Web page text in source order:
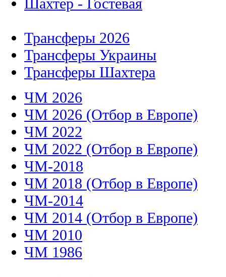
Трансферы 2026
Трансферы Украины
Трансферы Шахтера
ЧМ 2026
ЧМ 2026 (Отбор в Европе)
ЧМ 2022
ЧМ 2022 (Отбор в Европе)
ЧМ-2018
ЧМ 2018 (Отбор в Европе)
ЧМ-2014
ЧМ 2014 (Отбор в Европе)
ЧМ 2010
ЧМ 1986